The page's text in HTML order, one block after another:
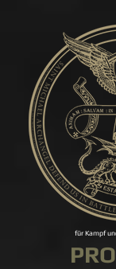
für Kampf